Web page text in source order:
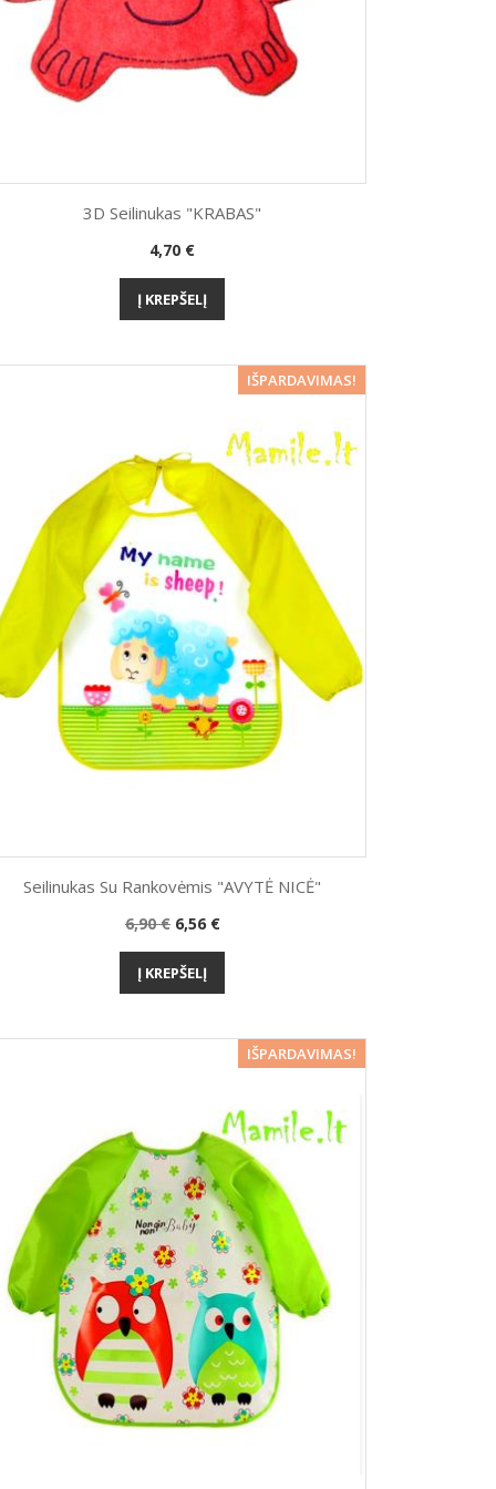
Greita peržiūra
3D Seilinukas "KRABAS"
Kaina
4,70 €
Į KREPŠELĮ
−5%
IŠPARDAVIMAS!
Greita peržiūra
Seilinukas Su Rankovėmis "AVYTĖ NICĖ"
Bazinė
6,90 € Kaina
6,56 €
Į KREPŠELĮ
−5%
IŠPARDAVIMAS!